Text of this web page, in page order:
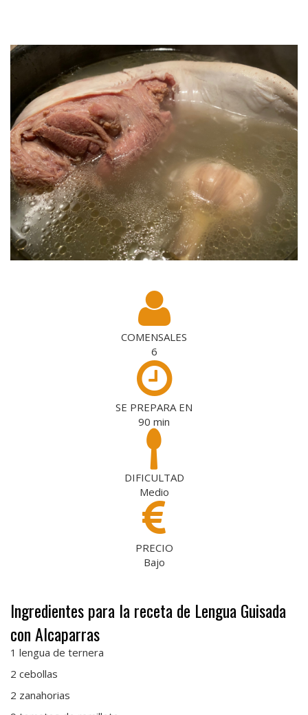
COMENSALES
6
SE PREPARA EN
90 min
DIFICULTAD
Medio
PRECIO
Bajo
Ingredientes para la receta de Lengua Guisada
con Alcaparras
1 lengua de ternera
2 cebollas
2 zanahorias